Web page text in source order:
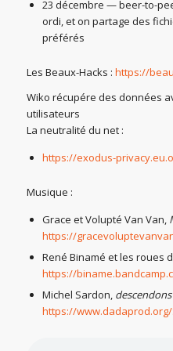
23 décembre — beer-to-
ordi, et on partage des
préférés
Les Beaux-Hacks : https://
Wiko récupére des données
utilisateurs
La neutralité du net :
https://exodus-
Musique :
Grace et Volupté Van Van,
https://
René Binamé et les roues
https://
Michel Sardon,
https://www.dadaprod.org/